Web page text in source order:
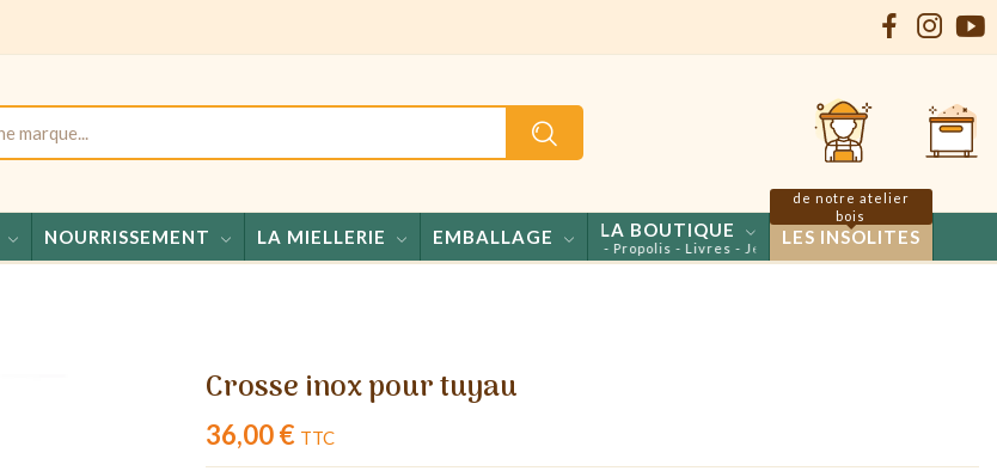
NOURRISSEMENT LA MIELLERIE EMBALLAGE LA BOUTIQUE
Miels - Confiseries - Propolis - Livres - Jeux
LES INSOLITES
de notre atelier
bois
Crosse inox pour tuyau
36,00 € TTC